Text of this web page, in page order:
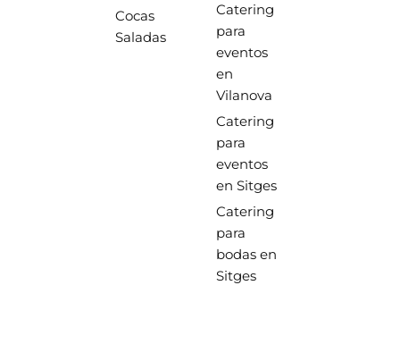
Cocas
Saladas
Catering
para
eventos
en
Vilanova
Catering
para
eventos
en Sitges
Catering
para
bodas en
Sitges